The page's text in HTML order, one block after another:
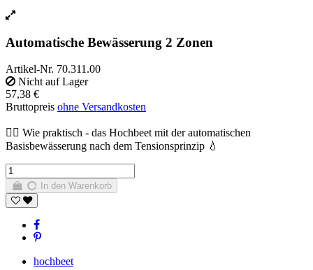
Automatische Bewässerung 2 Zonen
Artikel-Nr. 70.311.00
Nicht auf Lager
57,38 €
Bruttopreis ohne Versandkosten
👉🏻 Wie praktisch - das Hochbeet mit der automatischen
Basisbewässerung nach dem Tensionsprinzip 💧
In den Warenkorb
hochbeet